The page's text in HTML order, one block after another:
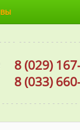
8 (029)
8 (033)